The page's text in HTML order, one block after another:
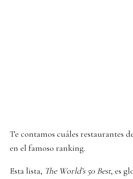
Te contamos cuáles restaurantes
en el famoso ranking.
Esta lista, The World’s 50 Best, es